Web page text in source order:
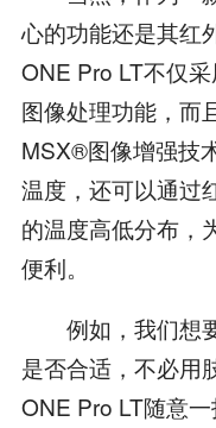
心的功能还是其红
ONE Pro LT不仅
图像处理功能，而
MSX®图像增强技
温度，还可以通过
的温度高低分布，
便利。
例如，我们想要
是否合适，不必用
ONE Pro LT随意